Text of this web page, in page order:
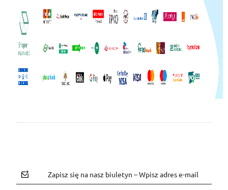
Zapisz się na nasz biuletyn – Wpisz adres e-mail